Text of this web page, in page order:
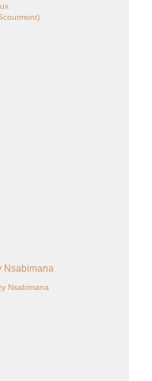
Nsabimana
Nsabimana